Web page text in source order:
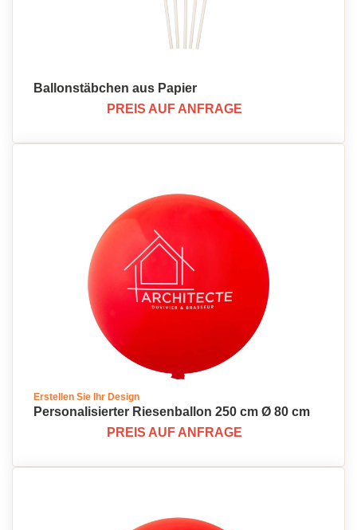
Ballonstäbchen aus Papier
PREIS AUF ANFRAGE
Erstellen Sie Ihr Design
Personalisierter Riesenballon 250 cm Ø 80 cm
PREIS AUF ANFRAGE